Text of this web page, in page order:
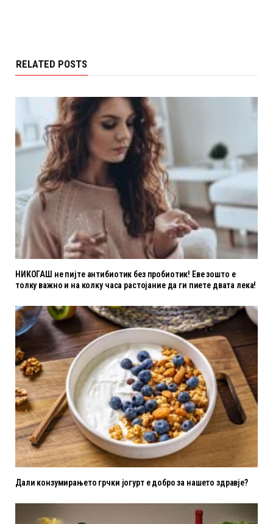
RELATED POSTS
НИКОГАШ не пијте антибиотик без пробиотик! Еве зошто е
толку важно и на колку часа растојание да ги пиете двата лека!
Дали конзумирањето грчки јогурт е добро за нашето здравје?